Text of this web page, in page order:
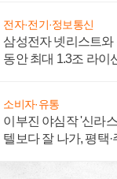
전자·전기·정보통신
삼성전자 넷리스트와
동안 최대 1.3조 라이
소비자·유통
이부진 야심작 '신라
텔보다 잘 나가, 평택·